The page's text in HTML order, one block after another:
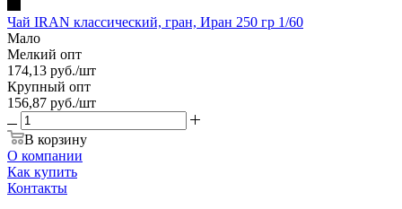
Чай IRAN классический, гран, Иран 250 гр 1/60
Мало
Мелкий опт
174,13 руб./шт
Крупный опт
156,87 руб./шт
В корзину
О компании
Как купить
Контакты